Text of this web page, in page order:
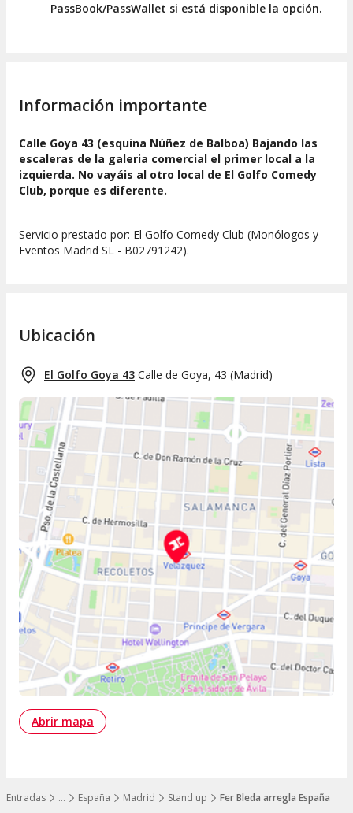
…
Mostrar todos los niveles
Entradas España Madrid Stand up Fer Bleda arregla España
PassBook/PassWallet si está disponible la opción.
Información importante
Calle Goya 43 (esquina Núñez de Balboa) Bajando las
escaleras de la galeria comercial el primer local a la
izquierda. No vayáis al otro local de El Golfo Comedy
Club, porque es diferente.
Servicio prestado por: El Golfo Comedy Club (Monólogos y
Eventos Madrid SL - B02791242).
Ubicación
El Golfo Goya 43 Calle de Goya, 43 (Madrid)
Abrir mapa